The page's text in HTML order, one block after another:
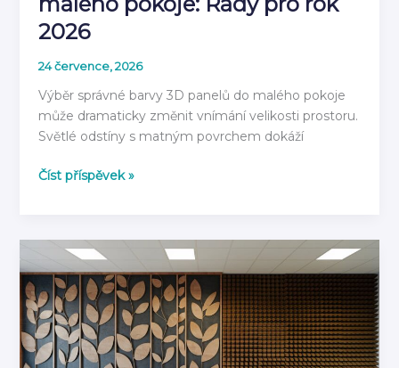
2026
24 července, 2026
Výběr správné barvy 3D panelů do malého pokoje
může dramaticky změnit vnímání velikosti prostoru.
Světlé odstíny s matným povrchem dokáží
Jak
3D
panelů
do
malého
pokoje:
Rady
pro
Číst příspěvek »